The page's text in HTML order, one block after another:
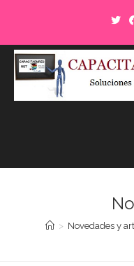
contenido
> Novedades y